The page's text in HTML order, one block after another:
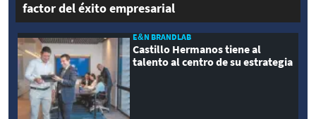
factor del éxito empresarial
E&N BRANDLAB
Castillo Hermanos tiene al
talento al centro de su estrategia